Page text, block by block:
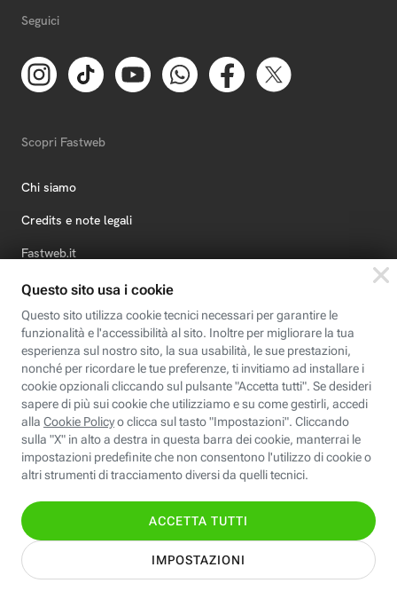
Seguici
Scopri Fastweb
Chi siamo
Credits e note legali
Fastweb.it
Formazione
Fastweb Digital Academy
STEP FuturAbility District
Insieme, siamo futuro
© Fastweb SpA 2026 - P.IVA 12878470157
Informativa
Modifica